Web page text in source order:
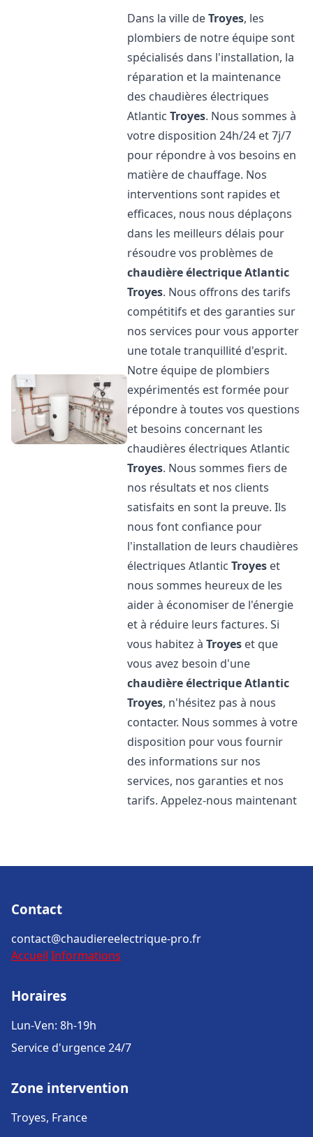
Dans la ville deTroyes, les
plombiers de notre équipe sont
spécialisés dans l'installation, la
réparation et la maintenance
des chaudières électriques
AtlanticTroyes. Nous sommes à
votre disposition 24h/24 et 7j/7
pour répondre à vos besoins en
matière de chauffage. Nos
interventions sont rapides et
efficaces, nous nous déplaçons
dans les meilleurs délais pour
résoudre vos problèmes de
chaudière électrique Atlantic
Troyes. Nous offrons des tarifs
compétitifs et des garanties sur
nos services pour vous apporter
une totale tranquillité d'esprit.
Notre équipe de plombiers
expérimentés est formée pour
répondre à toutes vos questions
et besoins concernant les
chaudières électriques Atlantic
Troyes. Nous sommes fiers de
nos résultats et nos clients
satisfaits en sont la preuve. Ils
nous font confiance pour
l'installation de leurs chaudières
électriques AtlanticTroyes et
nous sommes heureux de les
aider à économiser de l'énergie
et à réduire leurs factures. Si
vous habitez àTroyes et que
vous avez besoin d'une
chaudière électrique Atlantic
Troyes, n'hésitez pas à nous
contacter. Nous sommes à votre
disposition pour vous fournir
des informations sur nos
services, nos garanties et nos
tarifs. Appelez-nous maintenant
Contact
contact@chaudiereelectrique-pro.fr
Accueil Informations
Horaires
Lun-Ven: 8h-19h
Service d'urgence 24/7
Zone intervention
Troyes, France